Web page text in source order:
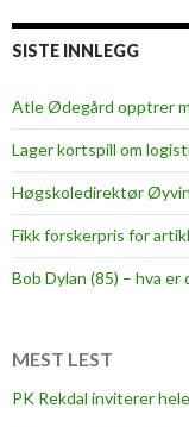
SISTE INNLEGG
Atle Ødegård opptrer
Lager kortspill om
Høgskoledirektør
Fikk forskerpris for
Bob Dylan (85) – hva er
MEST LEST
PK Rekdal inviterer